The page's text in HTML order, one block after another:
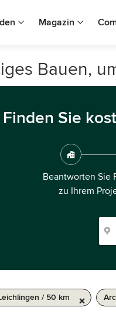
Magazin
Bauen,
Finden Sie
Beantworten Sie
zu Ihrem
/ 50 km